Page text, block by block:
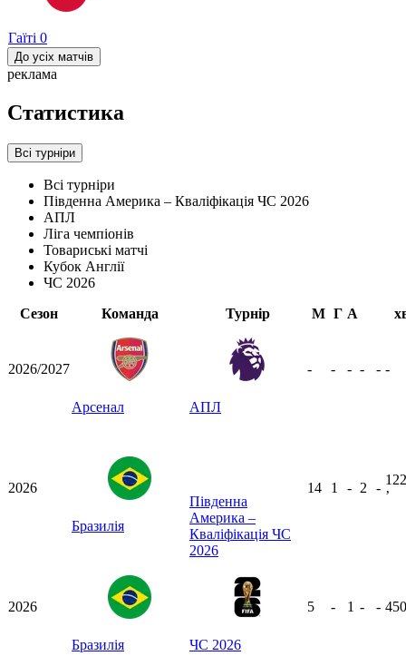
Гаїті 0
До усіх матчів
реклама
Статистика
Всі турніри
Всі турніри
Південна Америка – Кваліфікація ЧС 2026
АПЛ
Ліга чемпіонів
Товариські матчі
Кубок Англії
ЧС 2026
Сезон
Команда Турнір М Г А
2026/2027
Арсенал АПЛ
- - - - - -
2026
Бразилія
Південна
Америка –
Кваліфікація ЧС
2026
14 1 - 2 -
ʼ
2026
Бразилія ЧС 2026
5 - 1 - -